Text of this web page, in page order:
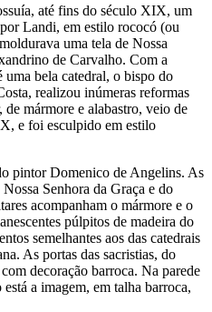
até fins do século XIX, um
Landi, em estilo rococó (ou
uma tela de Nossa
de Carvalho. Com a
uma bela catedral, o bispo do
realizou inúmeras reformas
mármore e alabastro, veio de
e foi esculpido em estilo
pintor Domenico de Angelins. As
Senhora da Graça e do
acompanham o mármore e o
púlpitos de madeira do
semelhantes aos das catedrais
As portas das sacristias, do
decoração barroca. Na parede
a imagem, em talha barroca,